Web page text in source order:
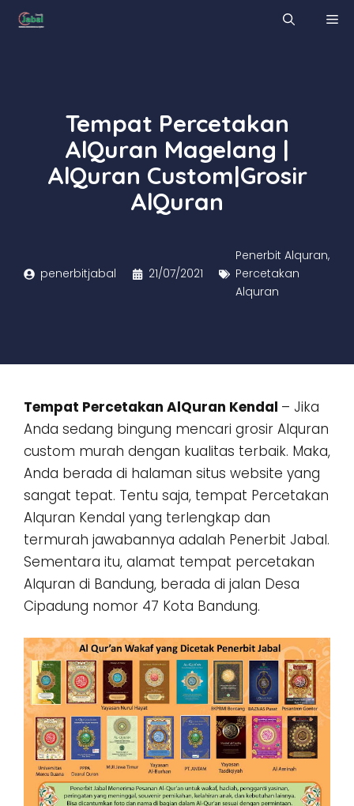
Skip
Tempat Percetakan
AlQuran Magelang |
AlQuran Custom|Grosir
AlQuran
penerbitjabal 21/07/2021
Penerbit Alquran,
Percetakan
Alquran
Tempat Percetakan AlQuran Kendal – Jika
Anda sedang bingung mencari grosir Alquran
custom murah dengan kualitas terbaik. Maka,
Anda berada di halaman situs website yang
sangat tepat. Tentu saja, tempat Percetakan
Alquran Kendal yang terlengkap dan
termurah jawabannya adalah Penerbit Jabal.
Sementara itu, alamat tempat percetakan
Alquran di Bandung, berada di jalan Desa
Cipadung nomor 47 Kota Bandung.